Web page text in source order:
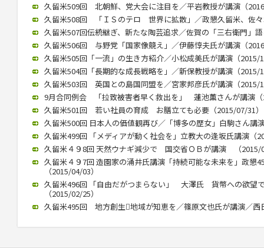
久留米509回 北朝鮮、党大会に注目を／平岩教授が講演（
久留米508回 「ＩＳのテロ 世界に拡散」／政懇久留米、佐
久留米507回伝統継ぎ、新たな陶芸追求／佐賀の「三右衛門」
久留米506回 与野党「国家像競え」／伊藤惇夫氏が講演（
久留米505回「一流」の生き方紹介／小松成美氏が講演（2015/
久留米504回「長期的な成長戦略を」／新保教授が講演（2015/
久留米503回 英国との島国同盟を／宮家邦彦氏が講演（2015/
9月合同例会 「拉致被害者早く救出を」 蓮池薫さんが講演
久留米501回 若い社員の育成 お膳立ても必要（2015/07/31）
久留米500回 日本人の価値観再び／「博多の歴女」白駒さん
久留米499回 「メディアが動く社会を」立教大の逢坂氏講演（
久留米４９8回 天然ウナギ減少で 国交省ＯＢが講演 （2015/
久留米４９7回 造園家の涌井氏講演「持続可能な未来を」政懇
（2015/04/03）
久留米496回 「自由だがつまらない」 大澤氏 貨幣への欲望
（2015/02/25）
久留米495回 地方創生地域が知恵を／篠原文也氏が講演／西